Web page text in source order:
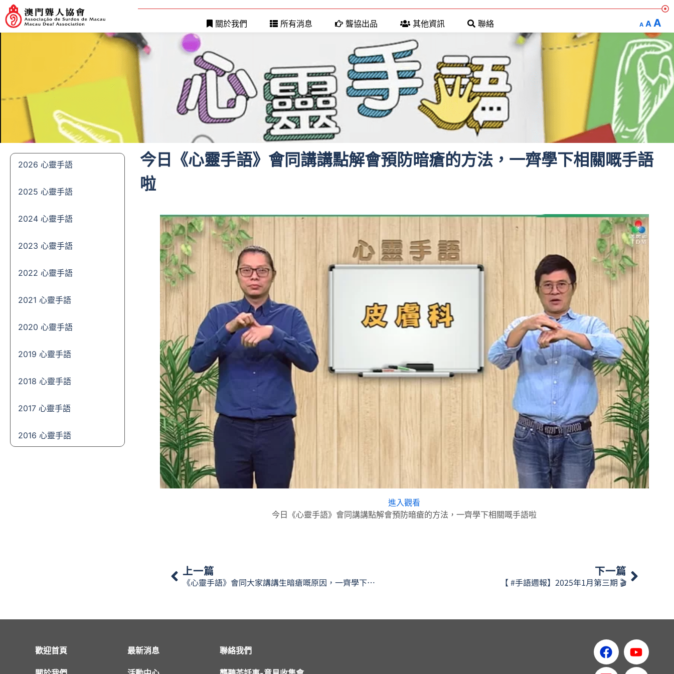
關於我們 所有消息 聾協出品 其他資訊 聯絡 A A A
2026 心靈手語
2025 心靈手語
2024 心靈手語
2023 心靈手語
2022 心靈手語
2021 心靈手語
2020 心靈手語
2019 心靈手語
2018 心靈手語
2017 心靈手語
2016 心靈手語
今日《心靈手語》會同講講點解會預防暗瘡的方法，一齊學下相關嘅手語
啦
進入觀看
今日《心靈手語》會同講講點解會預防暗瘡的方法，一齊學下相關嘅手語啦
上一篇
《心靈手語》會同大家講講生暗瘡嘅原因，一齊學下相關嘅手語啦
下一篇
【 #手語週報】2025年1月第三期 🎬
歡迎首頁 最新消息 聯絡我們